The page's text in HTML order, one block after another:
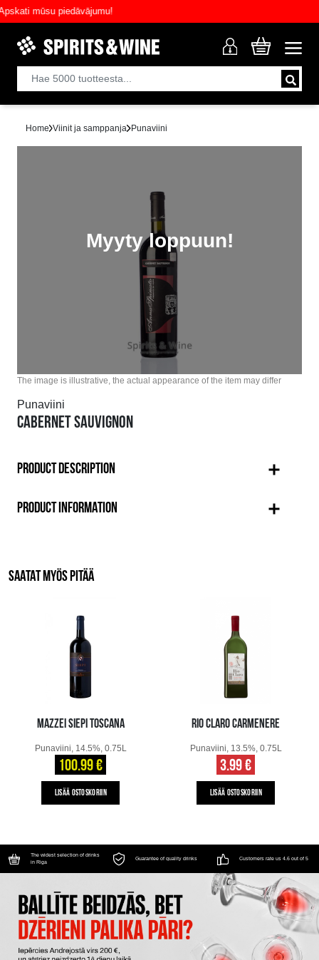
mūsu piedāvājumu!
Home Viinit ja samppanja Punaviini
Myyty loppuun!
The image is illustrative, the actual appearance of the item may differ
Punaviini
CABERNET SAUVIGNON
PRODUCT DESCRIPTION
PRODUCT INFORMATION
SAATAT MYÖS PITÄÄ
MAZZEI SIEPI TOSCANA
Punaviini, 14.5%, 0.75L
100.99 €
LISÄÄ OSTOSKORIIN
RIO CLARO CARMENERE
Punaviini, 13.5%, 0.75L
3.99 €
LISÄÄ OSTOSKORIIN
The widest selection of drinks
in Riga
Guarantee of quality drinks Customers rate us 4.6 out of 5